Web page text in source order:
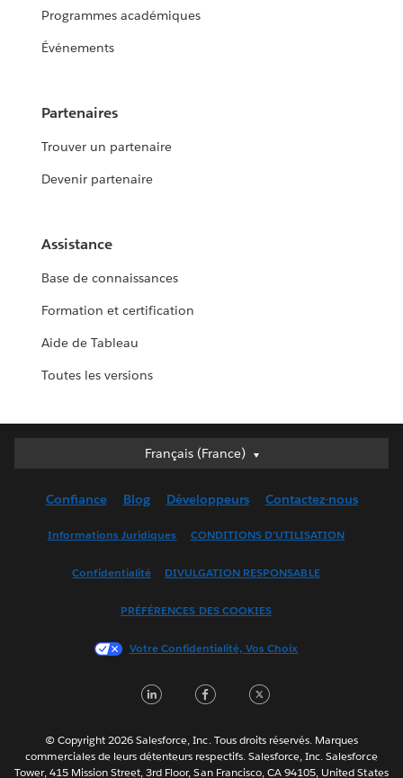
Programmes académiques
Événements
Partenaires
Trouver un partenaire
Devenir partenaire
Assistance
Base de connaissances
Formation et certification
Aide de Tableau
Toutes les versions
Français (France)
Deutsch
English (US)
Français (France)
한국어
Português
ไทย
Confiance Blog Développeurs Contactez-nous
Informations Juridiques CONDITIONS D'UTILISATION
Confidentialité DIVULGATION RESPONSABLE
PRÉFÉRENCES DES COOKIES
Votre Confidentialité, Vos Choix
LinkedInFacebook
© Copyright 2026 Salesforce, Inc. Tous droits réservés. Marques
commerciales de leurs détenteurs respectifs. Salesforce, Inc. Salesforce
Tower, 415 Mission Street, 3rd Floor, San Francisco, CA 94105, United States